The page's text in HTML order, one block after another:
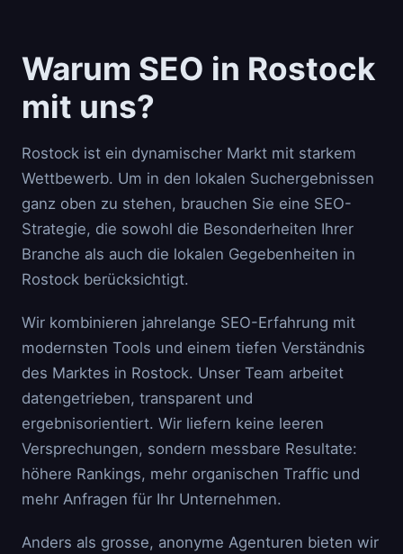
Warum SEO in Rostock
mit uns?
Rostock ist ein dynamischer Markt mit starkem
Wettbewerb. Um in den lokalen Suchergebnissen
ganz oben zu stehen, brauchen Sie eine SEO-
Strategie, die sowohl die Besonderheiten Ihrer
Branche als auch die lokalen Gegebenheiten in
Rostock berücksichtigt.
Wir kombinieren jahrelange SEO-Erfahrung mit
modernsten Tools und einem tiefen Verständnis
des Marktes in Rostock. Unser Team arbeitet
datengetrieben, transparent und
ergebnisorientiert. Wir liefern keine leeren
Versprechungen, sondern messbare Resultate:
höhere Rankings, mehr organischen Traffic und
mehr Anfragen für Ihr Unternehmen.
Anders als grosse, anonyme Agenturen bieten wir